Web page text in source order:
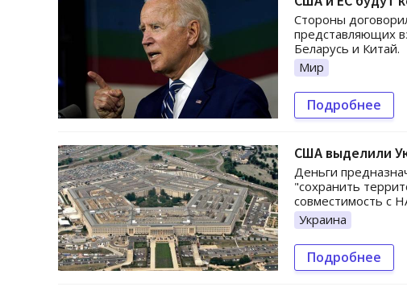
Стороны
представляющих
Беларусь и Китай.
Мир
Подробнее
США выделили
Деньги
"сохранить
совместимость с
Украина
Подробнее